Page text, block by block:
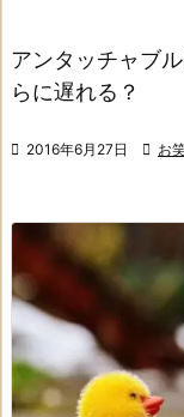
アンタッチャブ
らに遅れる？
 2016年6月27日  お